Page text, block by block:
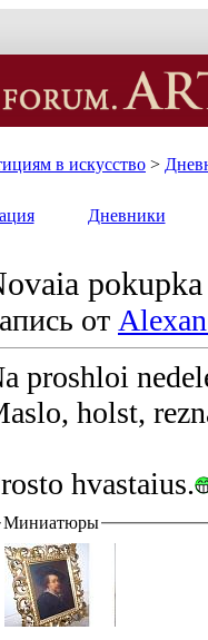
в искусство >
Дневники
pokupka
от
proshloi
holst,
hvastaius.
Миниатюры